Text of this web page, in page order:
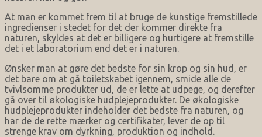
At man er kommet frem til at bruge de kunstige fremstillede
ingredienser i stedet for det der kommer direkte fra
naturen, skyldes at det er billigere og hurtigere at fremstille
det i et laboratorium end det er i naturen.
Ønsker man at gøre det bedste for sin krop og sin hud, er
det bare om at gå toiletskabet igennem, smide alle de
tvivlsomme produkter ud, de er lette at udpege, og derefter
gå over til økologiske hudplejeprodukter. De økologiske
hudplejeprodukter indeholder det bedste fra naturen, og
har de de rette mærker og certifikater, lever de op til
strenge krav om dyrkning, produktion og indhold.